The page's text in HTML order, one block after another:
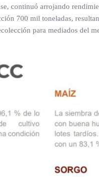
continuó arrojando
700 mil toneladas,
para mediados del